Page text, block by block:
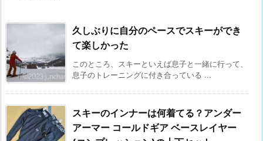
久しぶりに自分のペースでスキーができ
て楽しかった
このところ、スキーといえば息子と一緒に行って、
息子のトレーニングに付き合っている ...
スキーのインナーは何着てる？アンダー
アーマー コールドギア ベースレイヤー